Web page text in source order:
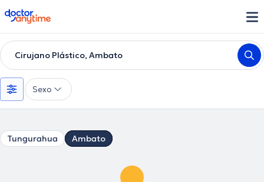
doctoranytime
Cirujano Plástico, Ambato
Sexo
Tungurahua Ambato